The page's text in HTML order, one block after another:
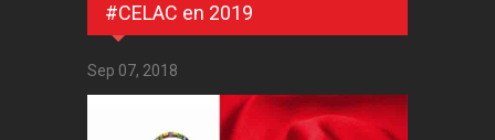
#CELAC en 2019
Sep 07, 2018